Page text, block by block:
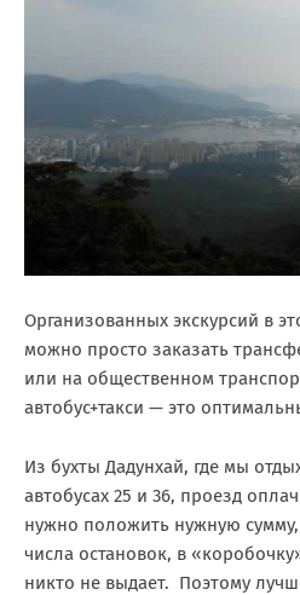
Организованных экскурсий в
можно просто заказать
или на общественном
автобус+такси — это
Из бухты Дадунхай, где мы
автобусах 25 и 36, проезд
нужно положить нужную сумму,
числа остановок, в
никто не выдает. Поэтому